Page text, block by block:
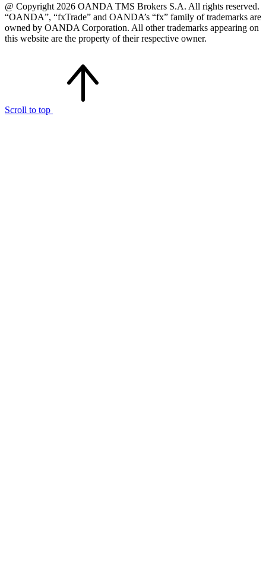
@ Copyright 2026 OANDA TMS Brokers S.A. All rights reserved.
“OANDA”, “fxTrade” and OANDA’s “fx” family of trademarks are
owned by OANDA Corporation. All other trademarks appearing on
this website are the property of their respective owner.
Scroll to top